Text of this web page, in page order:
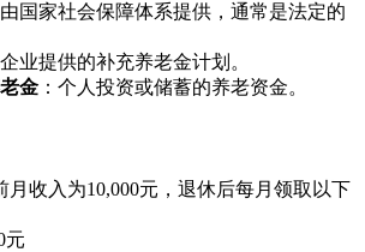
由国家社会保障体系提供，通常是法定的
企业提供的补充养老金计划。
金 ：个人投资或储蓄的养老资金。
月收入为10,000元，退休后每月领取以下
元